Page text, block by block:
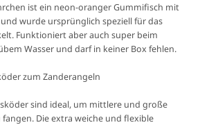
ist ein neon-oranger Gummifisch mit
wurde ursprünglich speziell für das
Funktioniert aber auch super beim
Wasser und darf in keiner Box fehlen.
zum Zanderangeln
sind ideal, um mittlere und große
Die extra weiche und flexible